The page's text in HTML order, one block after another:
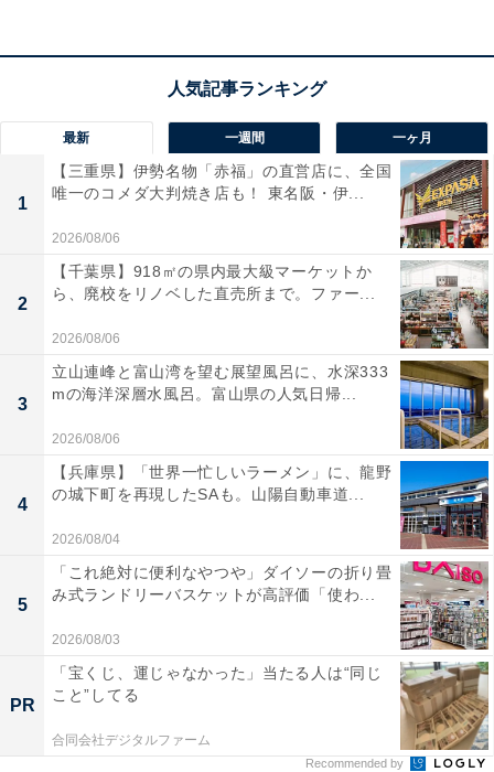
最新 一週間 一ヶ月
1
【三重県】伊勢名物「赤福」の直営店に、全国
唯一のコメダ大判焼き店も！ 東名阪・伊...
2026/08/06
2
【千葉県】918㎡の県内最大級マーケットか
ら、廃校をリノベした直売所まで。ファー...
2026/08/06
3
立山連峰と富山湾を望む展望風呂に、水深333
mの海洋深層水風呂。富山県の人気日帰...
2026/08/06
4
【兵庫県】「世界一忙しいラーメン」に、龍野
の城下町を再現したSAも。山陽自動車道...
2026/08/04
5
「これ絶対に便利なやつや」ダイソーの折り畳
み式ランドリーバスケットが高評価「使わ...
2026/08/03
PR
「宝くじ、運じゃなかった」当たる人は“同じ
こと”してる
合同会社デジタルファーム
Recommended by